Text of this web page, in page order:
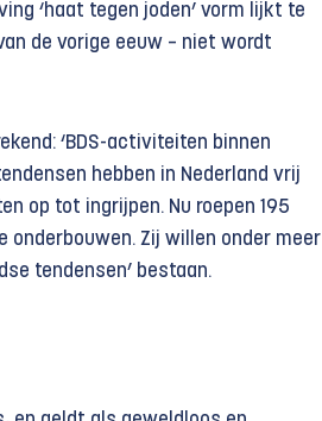
‘haat tegen joden’ vorm lijkt te
de vorige eeuw – niet wordt
‘BDS-activiteiten binnen
hebben in Nederland vrij
op tot ingrijpen. Nu roepen 195
onderbouwen. Zij willen onder meer
tendensen’ bestaan.